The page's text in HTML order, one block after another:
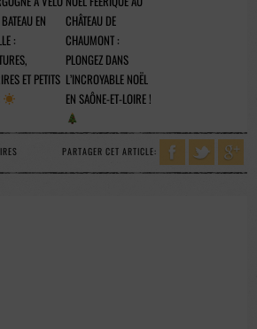
EN
:
ET PETITS
CHÂTEAU DE
CHAUMONT :
PLONGEZ DANS
L’INCROYABLE NOËL
EN SAÔNE-ET-LOIRE !
PARTAGER CET ARTICLE: